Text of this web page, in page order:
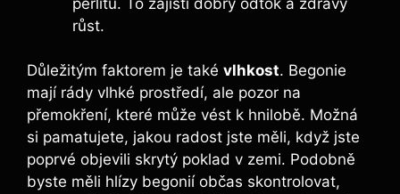
růst.
Důležitým faktorem je také vlhkost. Begonie
mají rády vlhké prostředí, ale pozor na
přemokření, které může vést k hnilobě. Možná
si pamatujete, jakou radost jste měli, když jste
poprvé objevili skrytý poklad v zemi. Podobně
byste měli hlízy begonií občas skontrolovat,